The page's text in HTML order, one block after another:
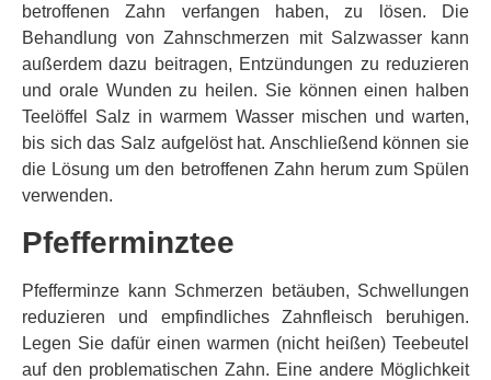
betroffenen Zahn verfangen haben, zu lösen. Die
Behandlung von Zahnschmerzen mit Salzwasser kann
außerdem dazu beitragen, Entzündungen zu reduzieren
und orale Wunden zu heilen. Sie können einen halben
Teelöffel Salz in warmem Wasser mischen und warten,
bis sich das Salz aufgelöst hat. Anschließend können sie
die Lösung um den betroffenen Zahn herum zum Spülen
verwenden.
Pfefferminztee
Pfefferminze kann Schmerzen betäuben, Schwellungen
reduzieren und empfindliches Zahnfleisch beruhigen.
Legen Sie dafür einen warmen (nicht heißen) Teebeutel
auf den problematischen Zahn. Eine andere Möglichkeit